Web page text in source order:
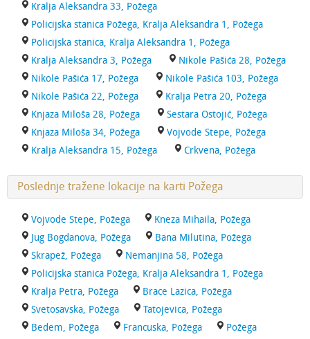
Kralja Aleksandra 33, Požega
Policijska stanica Požega, Kralja Aleksandra 1, Požega
Policijska stanica, Kralja Aleksandra 1, Požega
Kralja Aleksandra 3, Požega
Nikole Pašića 28, Požega
Nikole Pašića 17, Požega
Nikole Pašića 103, Požega
Nikole Pašića 22, Požega
Kralja Petra 20, Požega
Knjaza Miloša 28, Požega
Sestara Ostojić, Požega
Knjaza Miloša 34, Požega
Vojvode Stepe, Požega
Kralja Aleksandra 15, Požega
Crkvena, Požega
Poslednje tražene lokacije na karti Požega
Vojvode Stepe, Požega
Kneza Mihaila, Požega
Jug Bogdanova, Požega
Bana Milutina, Požega
Skrapež, Požega
Nemanjina 58, Požega
Policijska stanica Požega, Kralja Aleksandra 1, Požega
Kralja Petra, Požega
Brace Lazica, Požega
Svetosavska, Požega
Tatojevica, Požega
Bedem, Požega
Francuska, Požega Požega